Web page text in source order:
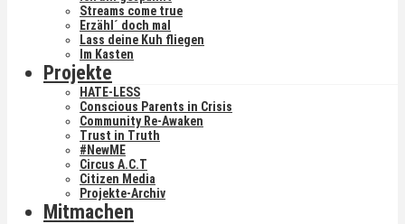
Streams come true
Erzähl´ doch mal
Lass deine Kuh fliegen
Im Kasten
Projekte
HATE-LESS
Conscious Parents in Crisis
Community Re-Awaken
Trust in Truth
#NewME
Circus A.C.T
Citizen Media
Projekte-Archiv
Mitmachen